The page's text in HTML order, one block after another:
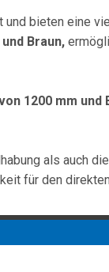
bieten eine
Braun,
1200 mm und
als auch
für den